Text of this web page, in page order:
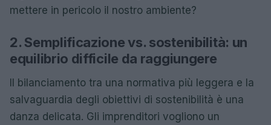
mettere in pericolo il nostro ambiente?
2. Semplificazione vs. sostenibilità: un
equilibrio difficile da raggiungere
Il bilanciamento tra una normativa più leggera e la
salvaguardia degli obiettivi di sostenibilità è una
danza delicata. Gli imprenditori vogliono un